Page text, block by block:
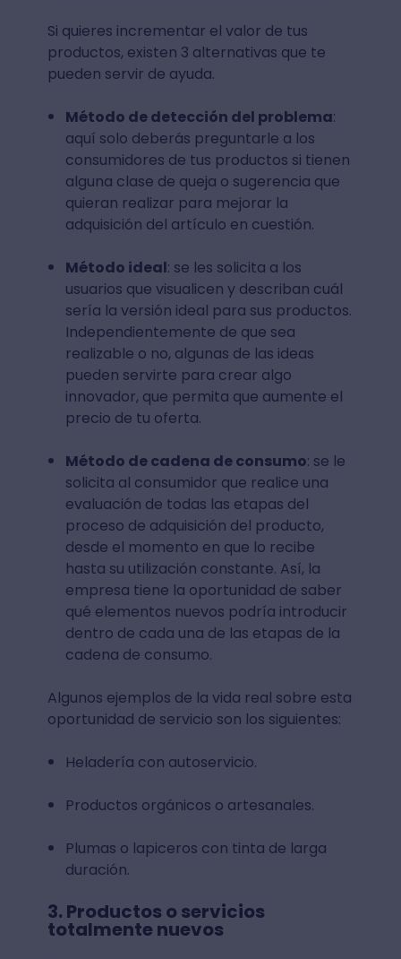
Si quieres incrementar el valor de tus
productos, existen 3 alternativas que te
pueden servir de ayuda.
Método de detección del problema:
aquí solo deberás preguntarle a los
consumidores de tus productos si tienen
alguna clase de queja o sugerencia que
quieran realizar para mejorar la
adquisición del artículo en cuestión.
Método ideal: se les solicita a los
usuarios que visualicen y describan cuál
sería la versión ideal para sus productos.
Independientemente de que sea
realizable o no, algunas de las ideas
pueden servirte para crear algo
innovador, que permita que aumente el
precio de tu oferta.
Método de cadena de consumo: se le
solicita al consumidor que realice una
evaluación de todas las etapas del
proceso de adquisición del producto,
desde el momento en que lo recibe
hasta su utilización constante. Así, la
empresa tiene la oportunidad de saber
qué elementos nuevos podría introducir
dentro de cada una de las etapas de la
cadena de consumo.
Algunos ejemplos de la vida real sobre esta
oportunidad de servicio son los siguientes:
Heladería con autoservicio.
Productos orgánicos o artesanales.
Plumas o lapiceros con tinta de larga
duración.
3. Productos o servicios
totalmente nuevos